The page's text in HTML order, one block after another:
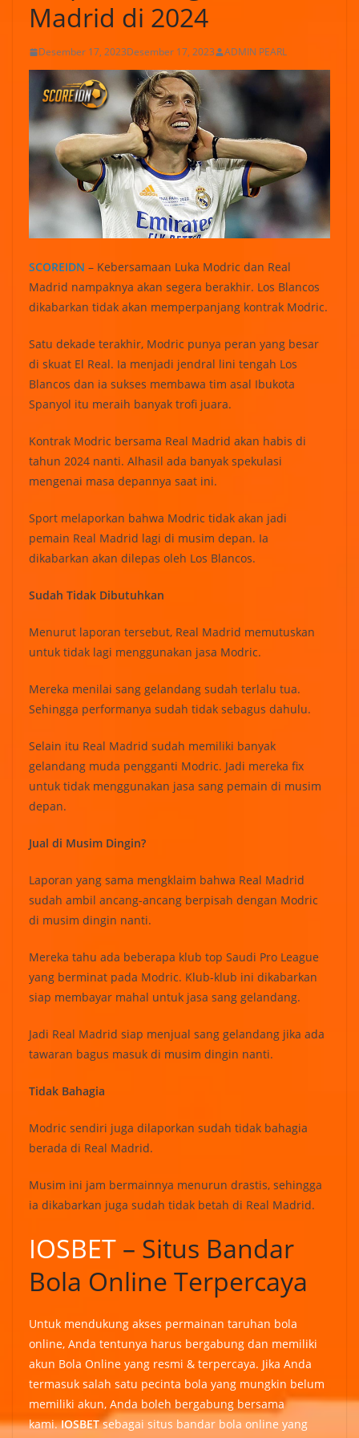
Madrid di 2024
Desember 17, 2023Desember 17, 2023 ADMIN PEARL
SCOREIDN – Kebersamaan Luka Modric dan Real
Madrid nampaknya akan segera berakhir. Los Blancos
dikabarkan tidak akan memperpanjang kontrak Modric.
Satu dekade terakhir, Modric punya peran yang besar
di skuat El Real. Ia menjadi jendral lini tengah Los
Blancos dan ia sukses membawa tim asal Ibukota
Spanyol itu meraih banyak trofi juara.
Kontrak Modric bersama Real Madrid akan habis di
tahun 2024 nanti. Alhasil ada banyak spekulasi
mengenai masa depannya saat ini.
Sport melaporkan bahwa Modric tidak akan jadi
pemain Real Madrid lagi di musim depan. Ia
dikabarkan akan dilepas oleh Los Blancos.
Sudah Tidak Dibutuhkan
Menurut laporan tersebut, Real Madrid memutuskan
untuk tidak lagi menggunakan jasa Modric.
Mereka menilai sang gelandang sudah terlalu tua.
Sehingga performanya sudah tidak sebagus dahulu.
Selain itu Real Madrid sudah memiliki banyak
gelandang muda pengganti Modric. Jadi mereka fix
untuk tidak menggunakan jasa sang pemain di musim
depan.
Jual di Musim Dingin?
Laporan yang sama mengklaim bahwa Real Madrid
sudah ambil ancang-ancang berpisah dengan Modric
di musim dingin nanti.
Mereka tahu ada beberapa klub top Saudi Pro League
yang berminat pada Modric. Klub-klub ini dikabarkan
siap membayar mahal untuk jasa sang gelandang.
Jadi Real Madrid siap menjual sang gelandang jika ada
tawaran bagus masuk di musim dingin nanti.
Tidak Bahagia
Modric sendiri juga dilaporkan sudah tidak bahagia
berada di Real Madrid.
Musim ini jam bermainnya menurun drastis, sehingga
ia dikabarkan juga sudah tidak betah di Real Madrid.
IOSBET – Situs Bandar
Bola Online Terpercaya
Untuk mendukung akses permainan taruhan bola
online, Anda tentunya harus bergabung dan memiliki
akun Bola Online yang resmi & terpercaya. Jika Anda
termasuk salah satu pecinta bola yang mungkin belum
memiliki akun, Anda boleh bergabung bersama
kami.IOSBETsebagai situs bandar bola online yang